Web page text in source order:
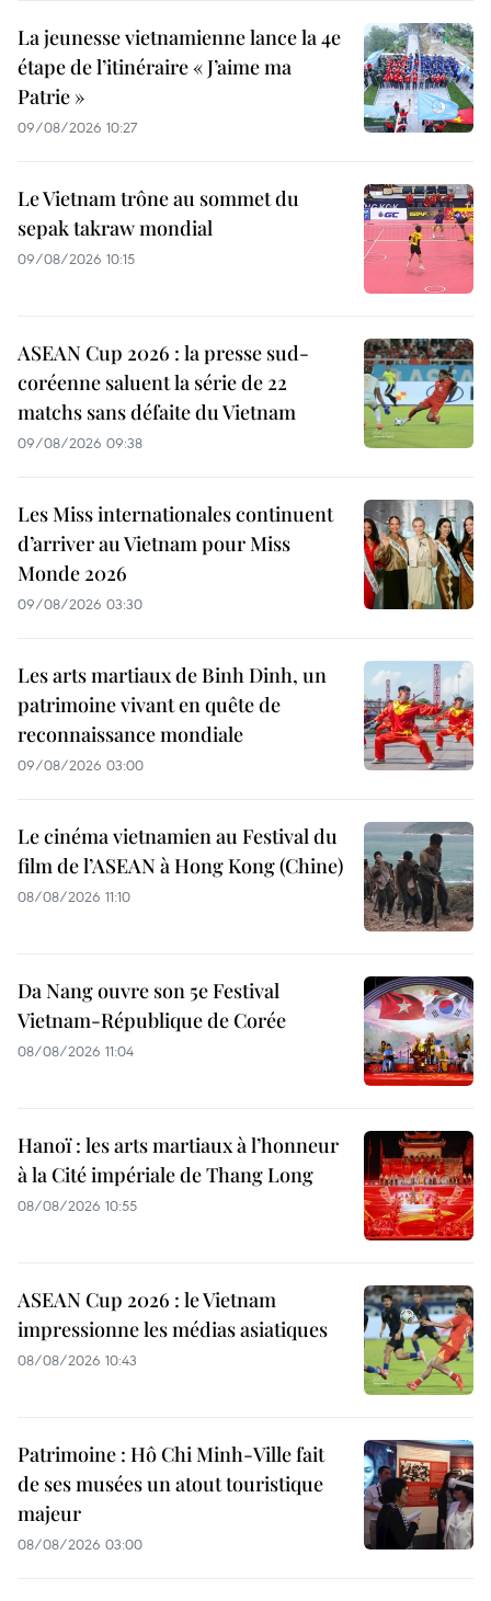
La jeunesse vietnamienne lance la 4e
étape de l’itinéraire « J’aime ma
Patrie »
09/08/2026 10:27
Le Vietnam trône au sommet du
sepak takraw mondial
09/08/2026 10:15
ASEAN Cup 2026 : la presse sud-
coréenne saluent la série de 22
matchs sans défaite du Vietnam
09/08/2026 09:38
Les Miss internationales continuent
d’arriver au Vietnam pour Miss
Monde 2026
09/08/2026 03:30
Les arts martiaux de Binh Dinh, un
patrimoine vivant en quête de
reconnaissance mondiale
09/08/2026 03:00
Le cinéma vietnamien au Festival du
film de l’ASEAN à Hong Kong (Chine)
08/08/2026 11:10
Da Nang ouvre son 5e Festival
Vietnam-République de Corée
08/08/2026 11:04
Hanoï : les arts martiaux à l’honneur
à la Cité impériale de Thang Long
08/08/2026 10:55
ASEAN Cup 2026 : le Vietnam
impressionne les médias asiatiques
08/08/2026 10:43
Patrimoine : Hô Chi Minh-Ville fait
de ses musées un atout touristique
majeur
08/08/2026 03:00